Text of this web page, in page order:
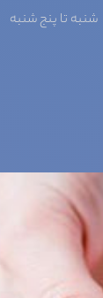
شنبه تا پنج شنبه